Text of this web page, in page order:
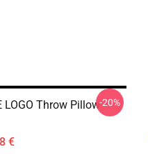
LOGO Throw Pillow
€
-20%